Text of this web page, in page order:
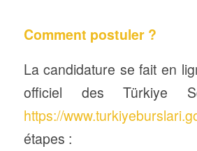
Comment postuler ?
La candidature se fait en
officiel des Türkiye
https://
étapes :